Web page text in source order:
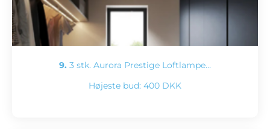
9. 3 stk. Aurora Prestige Loftlampe…
Højeste bud: 400 DKK